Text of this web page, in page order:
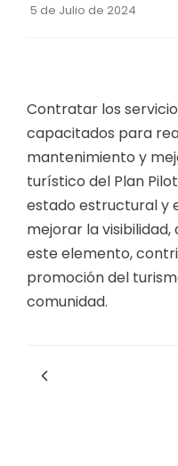
Obras y
5 de Julio de 2024
Contratar los
capacitados para
mantenimiento y
turístico del Plan
estado estructural y
mejorar la
este elemento,
promoción del
comunidad.